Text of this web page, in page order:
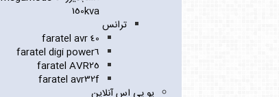
150kva
ترانس
faratel avr 40
faratel digi power6
faratel AVR25
faratel avr32f
یو پی اس آنلاین